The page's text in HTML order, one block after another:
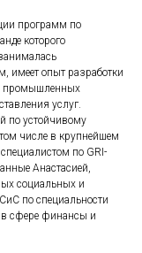
программ по
которого
имеет опыт разработки
промышленных
услуг.
по устойчивому
числе в крупнейшем
по GRI-
Анастасией,
социальных и
по специальности
в сфере финансы и